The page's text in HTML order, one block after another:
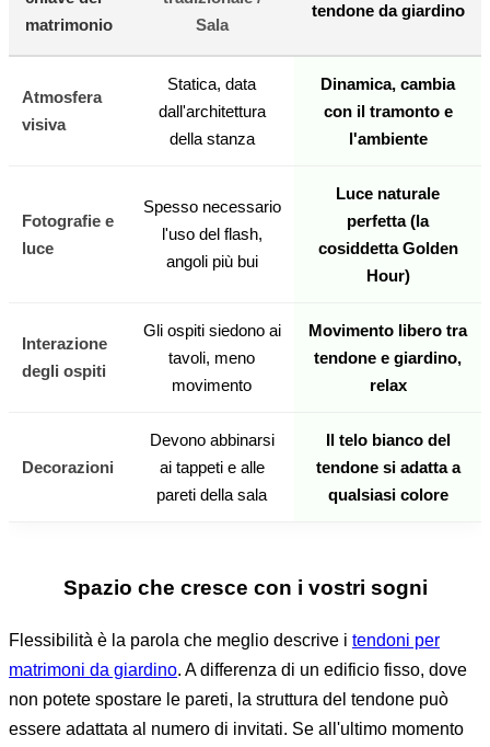
matrimonio
Sala
tendone da giardino
Atmosfera
visiva
Statica, data
dall'architettura
della stanza
Dinamica, cambia
con il tramonto e
l'ambiente
Fotografie e
luce
Spesso necessario
l'uso del flash,
angoli più bui
Luce naturale
perfetta (la
cosiddetta Golden
Hour)
Interazione
degli ospiti
Gli ospiti siedono ai
tavoli, meno
movimento
Movimento libero tra
tendone e giardino,
relax
Decorazioni
Devono abbinarsi
ai tappeti e alle
pareti della sala
Il telo bianco del
tendone si adatta a
qualsiasi colore
Spazio che cresce con i vostri sogni
Flessibilità è la parola che meglio descrive i tendoni per
matrimoni da giardino. A differenza di un edificio fisso, dove
non potete spostare le pareti, la struttura del tendone può
essere adattata al numero di invitati. Se all'ultimo momento